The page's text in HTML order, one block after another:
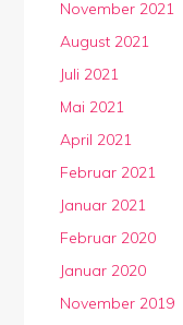
November 2021
August 2021
Juli 2021
Mai 2021
April 2021
Februar 2021
Januar 2021
Februar 2020
Januar 2020
November 2019